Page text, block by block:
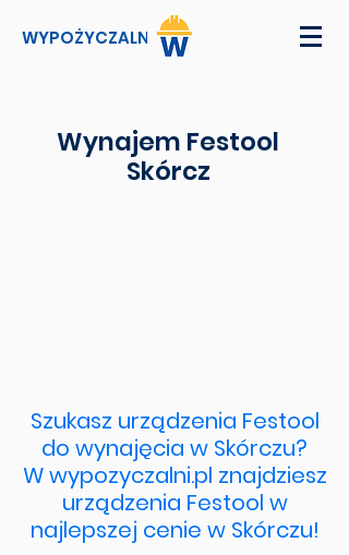
WYPOŻYCZALNI
Wynajem Festool
Skórcz
Szukasz urządzenia Festool
do wynajęcia w Skórczu?
W wypozyczalni.pl znajdziesz
urządzenia Festool w
najlepszej cenie w Skórczu!